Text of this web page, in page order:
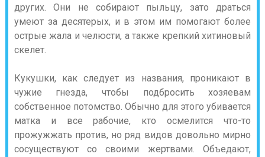
других. Они не собирают пыльцу, зато драться
умеют за десятерых, и в этом им помогают более
острые жала и челюсти, а также крепкий хитиновый
скелет.
Кукушки, как следует из названия, проникают в
чужие гнезда, чтобы подбросить хозяевам
собственное потомство. Обычно для этого убивается
матка и все рабочие, кто осмелится что-то
прожужжать против, но ряд видов довольно мирно
сосуществуют со своими жертвами. Объедают,